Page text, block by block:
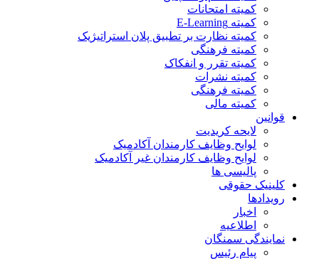
کمیته امتحانات
کمیته E-Learning
کمیته نظارت بر تطبیق پلان استراتیژیک
کمیته فرهنگی
کمیته تقرر و انفکاک
کمیته نشرات
کمیته فرهنگی
کمیته مالی
قوانین
لایحه کریدیت
لوایح وظایف کارمندان آکادمیک
لوایح وظایف کارمندان غیر آکادمیک
پالیسی ها
کلینیک حقوقی
رویدادها
اخبار
اطلاعیه
نمایندگی سمنگان
پیام رئیس